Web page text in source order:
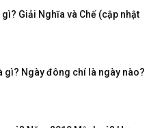
Giải Nghĩa và Chế (cập nhật
gì? Ngày đông chí là ngày nào?